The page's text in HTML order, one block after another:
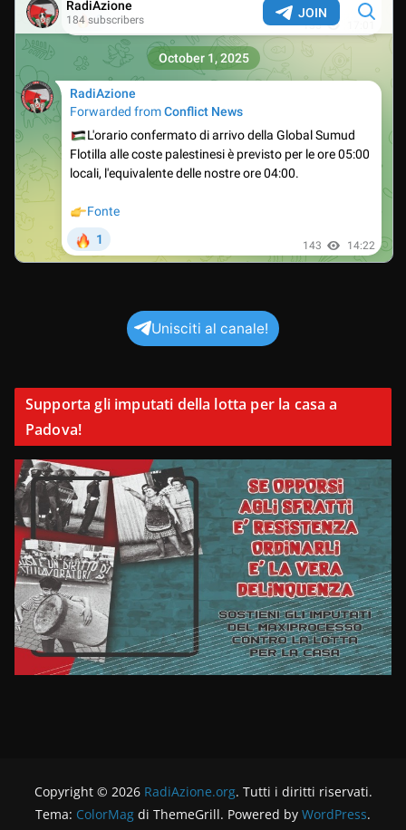
Unisciti al canale!
Supporta gli imputati della lotta per la casa a
Padova!
Copyright © 2026 RadiAzione.org. Tutti i diritti riservati.
Tema: ColorMag di ThemeGrill. Powered by WordPress.